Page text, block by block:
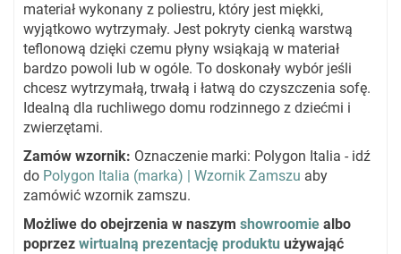
materiał wykonany z poliestru, który jest miękki,
wyjątkowo wytrzymały. Jest pokryty cienką warstwą
teflonową dzięki czemu płyny wsiąkają w materiał
bardzo powoli lub w ogóle. To doskonały wybór jeśli
chcesz wytrzymałą, trwałą i łatwą do czyszczenia sofę.
Idealną dla ruchliwego domu rodzinnego z dziećmi i
zwierzętami.
Zamów wzornik: Oznaczenie marki: Polygon Italia - idź
do Polygon Italia (marka) | Wzornik Zamszu aby
zamówić wzornik zamszu.
Możliwe do obejrzenia w naszym showroomie albo
poprzez wirtualną prezentację produktu używająć